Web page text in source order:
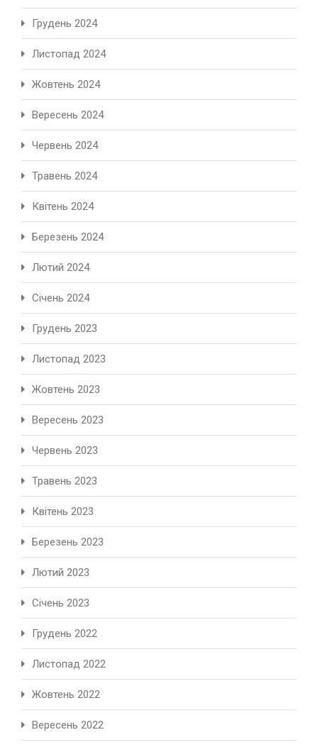
Грудень 2024
Листопад 2024
Жовтень 2024
Вересень 2024
Червень 2024
Травень 2024
Квітень 2024
Березень 2024
Лютий 2024
Січень 2024
Грудень 2023
Листопад 2023
Жовтень 2023
Вересень 2023
Червень 2023
Травень 2023
Квітень 2023
Березень 2023
Лютий 2023
Січень 2023
Грудень 2022
Листопад 2022
Жовтень 2022
Вересень 2022